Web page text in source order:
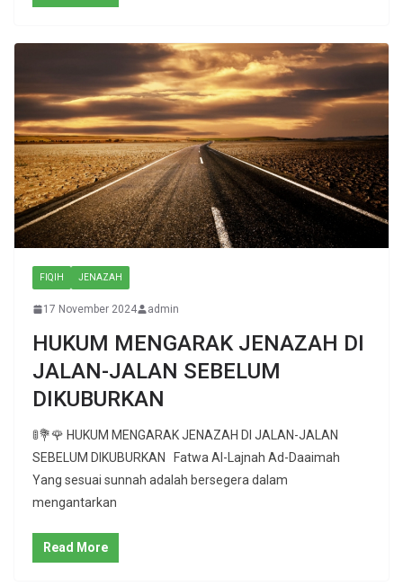
FIQIH JENAZAH
17 November 2024 admin
HUKUM MENGARAK JENAZAH DI
JALAN-JALAN SEBELUM
DIKUBURKAN
🚦💐🌹 HUKUM MENGARAK JENAZAH DI JALAN-JALAN
SEBELUM DIKUBURKAN Fatwa Al-Lajnah Ad-Daaimah
Yang sesuai sunnah adalah bersegera dalam
mengantarkan
Read More